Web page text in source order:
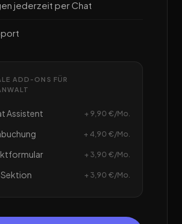
jederzeit per Chat
ADD-ONS FÜR
Assistent + 9,90 €/Mo.
+ 4,90 €/Mo.
+ 3,90 €/Mo.
+ 3,90 €/Mo.